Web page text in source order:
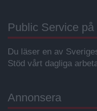
Public Service på
Du läser en av
Stöd vårt dagliga
Annonsera